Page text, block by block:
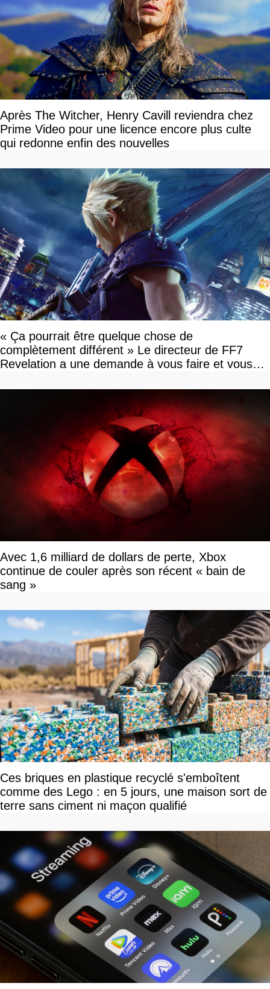
Après The Witcher, Henry Cavill reviendra chez
Prime Video pour une licence encore plus culte
qui redonne enfin des nouvelles
« Ça pourrait être quelque chose de
complètement différent » Le directeur de FF7
Revelation a une demande à vous faire et vous
Avec 1,6 milliard de dollars de perte, Xbox
continue de couler après son récent « bain de
sang »
Ces briques en plastique recyclé s'emboîtent
comme des Lego : en 5 jours, une maison sort de
terre sans ciment ni maçon qualifié